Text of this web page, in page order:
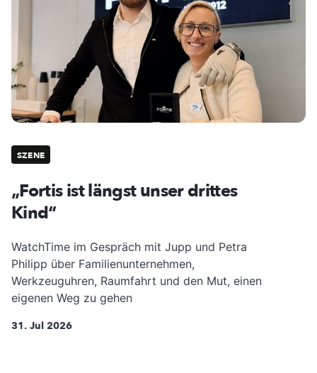
SZENE
„Fortis ist längst unser drittes
Kind“
WatchTime im Gespräch mit Jupp und Petra
Philipp über Familienunternehmen,
Werkzeuguhren, Raumfahrt und den Mut, einen
eigenen Weg zu gehen
31. Jul 2026